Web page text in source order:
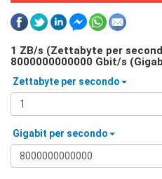
1 ZB/s (Zettabyte per
8000000000000 Gbit/s
Zettabyte per secondo
Gigabit per secondo